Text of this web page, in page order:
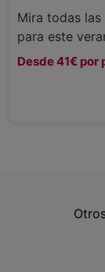
Mira todas
para este
Desde 41€ por